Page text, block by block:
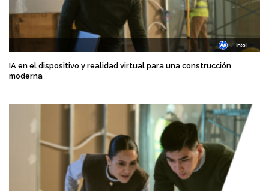
IA en el dispositivo y realidad virtual para una construcción
moderna